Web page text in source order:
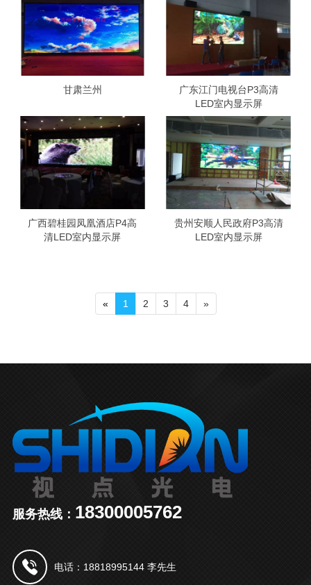
甘肃兰州
广东江门电视台P3高清
LED室内显示屏
广西碧桂园凤凰酒店P4高
清LED室内显示屏
贵州安顺人民政府P3高清
LED室内显示屏
« 1 2 3 4 »
服务热线： 18300005762
电话：18818995144 李先生